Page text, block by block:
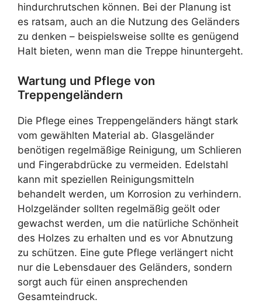
hindurchrutschen können. Bei der Planung ist
es ratsam, auch an die Nutzung des Geländers
zu denken – beispielsweise sollte es genügend
Halt bieten, wenn man die Treppe hinuntergeht.
Wartung und Pflege von
Treppengeländern
Die Pflege eines Treppengeländers hängt stark
vom gewählten Material ab. Glasgeländer
benötigen regelmäßige Reinigung, um Schlieren
und Fingerabdrücke zu vermeiden. Edelstahl
kann mit speziellen Reinigungsmitteln
behandelt werden, um Korrosion zu verhindern.
Holzgeländer sollten regelmäßig geölt oder
gewachst werden, um die natürliche Schönheit
des Holzes zu erhalten und es vor Abnutzung
zu schützen. Eine gute Pflege verlängert nicht
nur die Lebensdauer des Geländers, sondern
sorgt auch für einen ansprechenden
Gesamteindruck.